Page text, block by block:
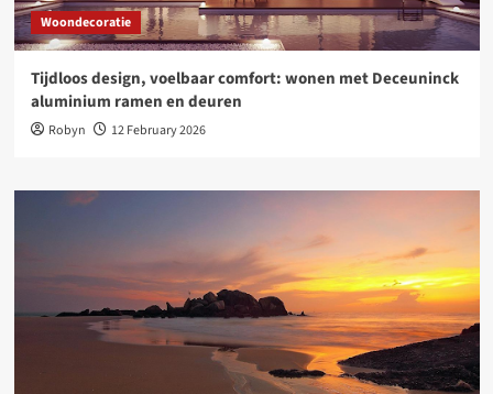
Woondecoratie
Tijdloos design, voelbaar comfort: wonen met Deceuninck
aluminium ramen en deuren
Robyn 12 February 2026